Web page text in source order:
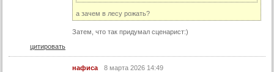
21 серия (суб)
а зачем в лесу рожать?
Затем, что так придумал сценарист:)
цитировать
нафиса 8 марта 2026 14:49